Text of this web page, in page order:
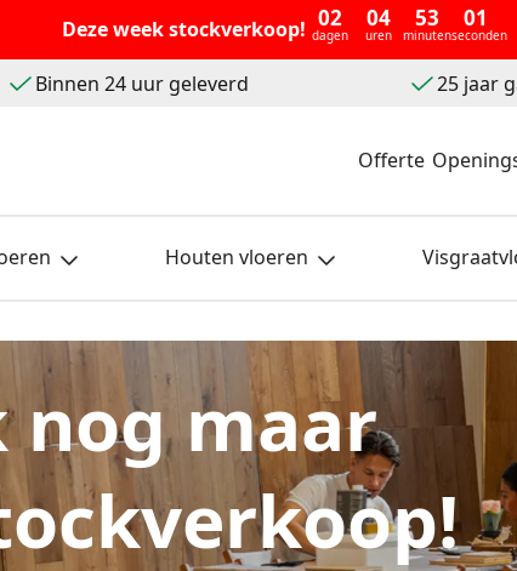
Deze week stockverkoop! 02
dagen
04
uren
53
minuten
00
seconden
Binnen 24 uur geleverd 25 jaar
Offerte
Houten vloeren
nog maar